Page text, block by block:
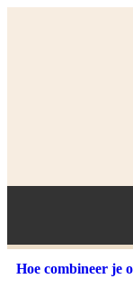
Hoe combineer je